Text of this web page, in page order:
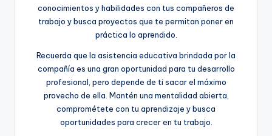
conocimientos y habilidades con tus compañeros de
trabajo y busca proyectos que te permitan poner en
práctica lo aprendido.
Recuerda que la asistencia educativa brindada por la
compañía es una gran oportunidad para tu desarrollo
profesional, pero depende de ti sacar el máximo
provecho de ella. Mantén una mentalidad abierta,
comprométete con tu aprendizaje y busca
oportunidades para crecer en tu trabajo.